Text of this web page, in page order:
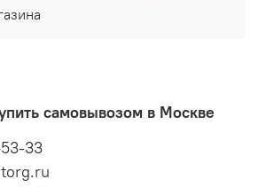
самовывозом в Москве
33